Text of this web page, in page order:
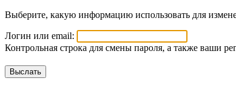
Выберите, какую информацию использовать для
Логин или email:
Контрольная строка для смены пароля, а также ваши